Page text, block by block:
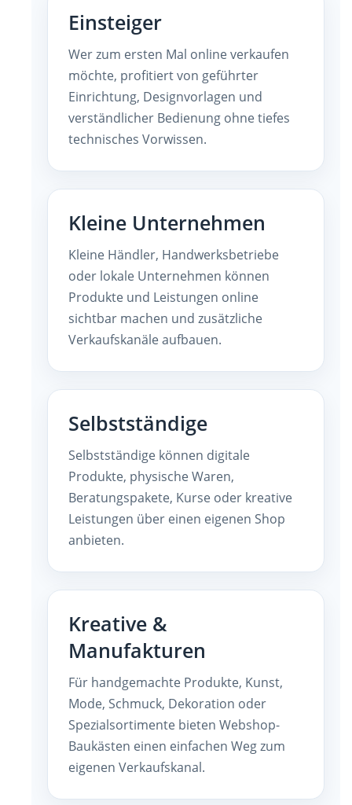
Einsteiger
Wer zum ersten Mal online verkaufen
möchte, profitiert von geführter
Einrichtung, Designvorlagen und
verständlicher Bedienung ohne tiefes
technisches Vorwissen.
Kleine Unternehmen
Kleine Händler, Handwerksbetriebe
oder lokale Unternehmen können
Produkte und Leistungen online
sichtbar machen und zusätzliche
Verkaufskanäle aufbauen.
Selbstständige
Selbstständige können digitale
Produkte, physische Waren,
Beratungspakete, Kurse oder kreative
Leistungen über einen eigenen Shop
anbieten.
Kreative &
Manufakturen
Für handgemachte Produkte, Kunst,
Mode, Schmuck, Dekoration oder
Spezialsortimente bieten Webshop-
Baukästen einen einfachen Weg zum
eigenen Verkaufskanal.